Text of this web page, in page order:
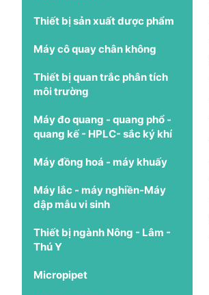
Thiết bị sản xuất dược phẩm
Máy cô quay chân không
Thiết bị quan trắc phân tích
môi trường
Máy đo quang - quang phổ -
quang kế - HPLC- sắc ký khí
Máy đồng hoá - máy khuấy
Máy lắc - máy nghiền-Máy
dập mẫu vi sinh
Thiết bị ngành Nông - Lâm -
Thú Y
Micropipet